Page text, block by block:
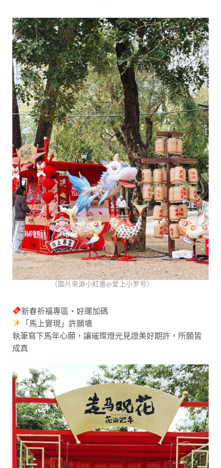
（圖片來源小紅書@爱上小罗号）
新春祈福專區・好運加碼
「馬上實現」許願墻
執筆寫下馬年心願，讓璀璨燈光見證美好期許，所願皆
成真